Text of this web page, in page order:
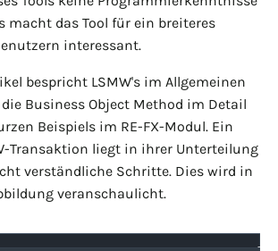
macht das Tool für ein breiteres
interessant.
bespricht LSMW's im Allgemeinen
Business Object Method im Detail
Beispiels im RE-FX-Modul. Ein
Transaktion liegt in ihrer Unterteilung
verständliche Schritte. Dies wird in
veranschaulicht.